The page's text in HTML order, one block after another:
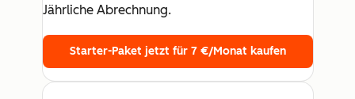
Jährliche Abrechnung.
Starter-Paket jetzt für 7 €/Monat kaufen